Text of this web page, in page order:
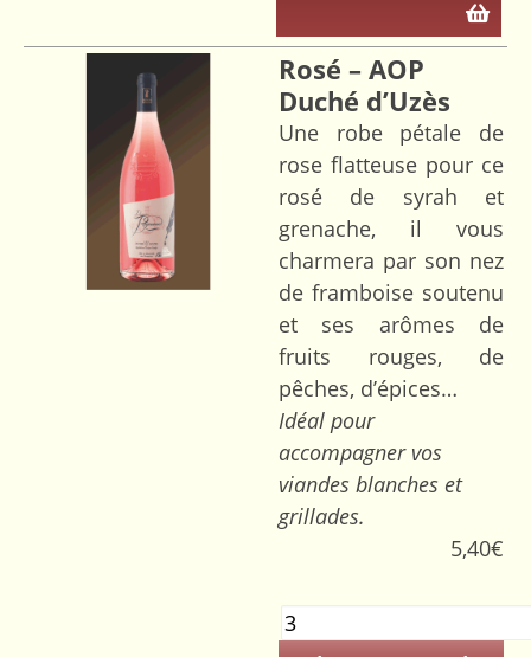
Rosé – AOP
Duché d’Uzès
Une robe pétale de
rose flatteuse pour ce
rosé de syrah et
grenache, il vous
charmera par son nez
de framboise soutenu
et ses arômes de
fruits rouges, de
pêches, d’épices…
Idéal pour
accompagner vos
viandes blanches et
grillades.
5,40€